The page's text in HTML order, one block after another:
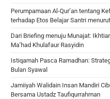
Perumpamaan Al-Qur’an tentang
terhadap Etos Belajar Santri
Dari Briefing menuju Munajat:
Ma’had Khulafaur Rasyidin
Istiqamah Pasca Ramadhan:
Bulan Syawal
Jamiiyah Walidain Insan Mandiri
Bersama Ustadz Taufiqurrahman